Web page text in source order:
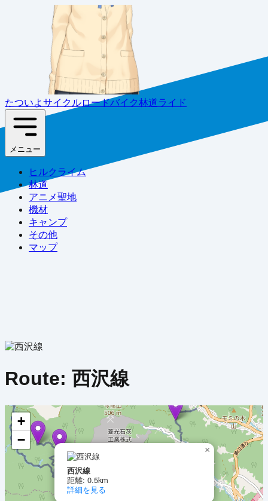
たついよサイクルロードバイク林道ライド
メニュー
ヒルクライム
林道
アニメ聖地
機材
キャンプ
その他
マップ
Route: 西沢線
西沢線
距離: 0.5km
詳細を見る
×
+
−